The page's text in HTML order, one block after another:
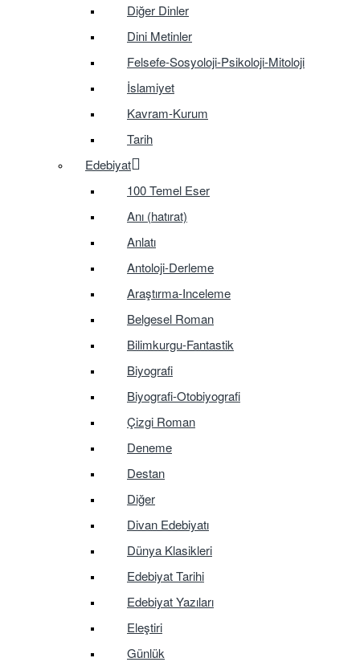
Diğer Dinler
Dini Metinler
Felsefe-Sosyoloji-Psikoloji-Mitoloji
İslamiyet
Kavram-Kurum
Tarih
Edebiyat
100 Temel Eser
Anı (hatırat)
Anlatı
Antoloji-Derleme
Araştırma-Inceleme
Belgesel Roman
Bilimkurgu-Fantastik
Biyografi
Biyografi-Otobiyografi
Çizgi Roman
Deneme
Destan
Diğer
Divan Edebiyatı
Dünya Klasikleri
Edebiyat Tarihi
Edebiyat Yazıları
Eleştiri
Günlük